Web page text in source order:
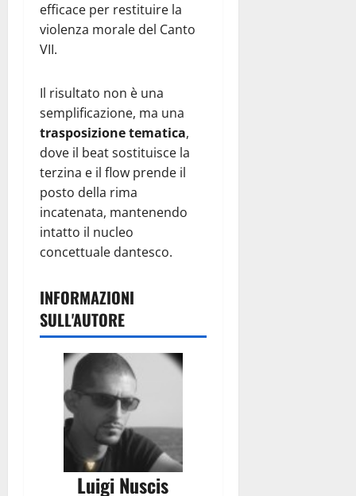
efficace per restituire la
violenza morale del Canto
VII.
Il risultato non è una
semplificazione, ma una
trasposizione tematica,
dove il beat sostituisce la
terzina e il flow prende il
posto della rima
incatenata, mantenendo
intatto il nucleo
concettuale dantesco.
INFORMAZIONI
SULL'AUTORE
Luigi Nuscis